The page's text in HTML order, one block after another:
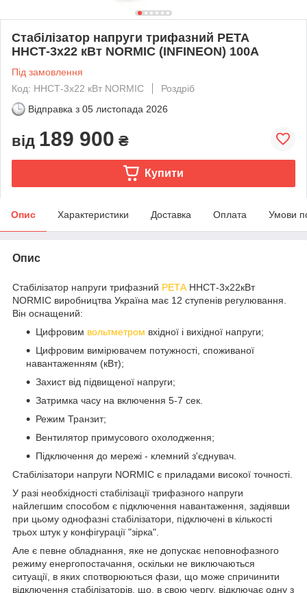
Стабілізатор напруги трифазний РЕТА
ННСТ-3х22 кВт NORMIC (INFINEON) 100А
Під замовлення
Код: ННСТ-3х22 кВт NORMIC
Роздріб
Відправка з 05 листопада 2026
від 189 900 ₴
Купити
Опис Характеристики Доставка Оплата Умови
Опис
Стабілізатор напруги трифазний РЕТА ННСТ-3х22кВт
NORMIC виробництва Україна має 12 ступенів регулювання.
Він оснащений:
Цифровим вольтметром вхідної і вихідної напруги;
Цифровим вимірювачем потужності, споживаної
навантаженням (кВт);
Захист від підвищеної напруги;
Затримка часу на включення 5-7 сек.
Режим Транзит;
Вентилятор примусового охолодження;
Підключення до мережі - клемний з'єднувач.
Стабілізатори напруги NORMIC є приладами високої точності.
У разі необхідності стабілізації трифазного напруги
найлегшим способом є підключення навантаження, задіявши
при цьому однофазні стабілізатори, підключені в кількості
трьох штук у конфігурації "зірка".
Але є певне обладнання, яке не допускає неповнофазного
режиму енергопостачання, оскільки не виключаються
ситуації, в яких спотворюються фази, що може спричинити
відключення стабілізаторів, що, в свою чергу, відключає одну з